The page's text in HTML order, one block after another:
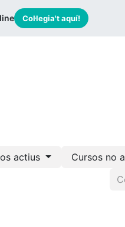
Col·legia't aquí!
actius Cursos no